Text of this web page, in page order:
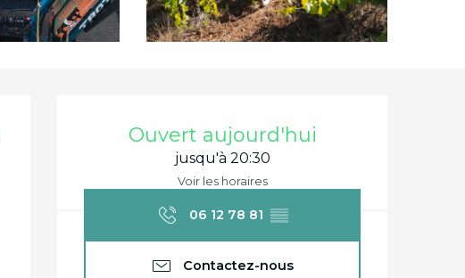
Ouverture et
Ouvert aujourd'hui
jusqu'à 20:30
Voir les horaires
06 12 78 81 ▒▒
Contactez-nous